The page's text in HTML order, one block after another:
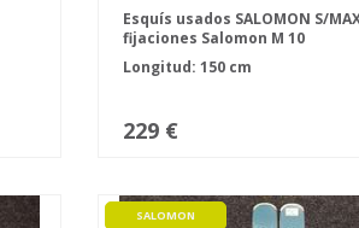
Esquís usados SALOMON S/
fijaciones Salomon M 10
Longitud: 150 cm
229 €
SALOMON